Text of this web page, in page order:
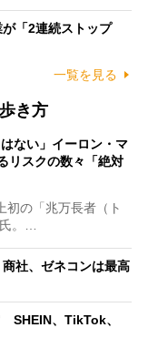
が「2連続ストップ
一覧を見る
き方
ない」イーロン・マ
リスクの数々「絶対
の「兆万長者（ト
。…
社、ゼネコンは最高
SHEIN、TikTok、